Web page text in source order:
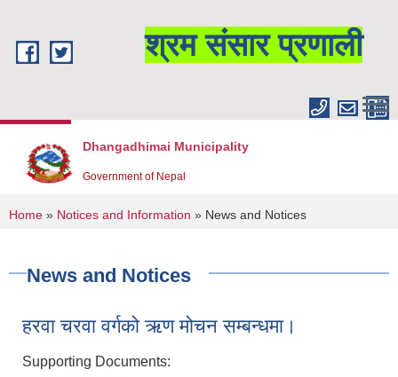
श्रम संसार प्रणाली
Dhangadhimai Municipality
Government of Nepal
You are here
Home » Notices and Information » News and Notices
News and Notices
हरवा चरवा वर्गको ऋण मोचन सम्बन्धमा।
Supporting Documents: